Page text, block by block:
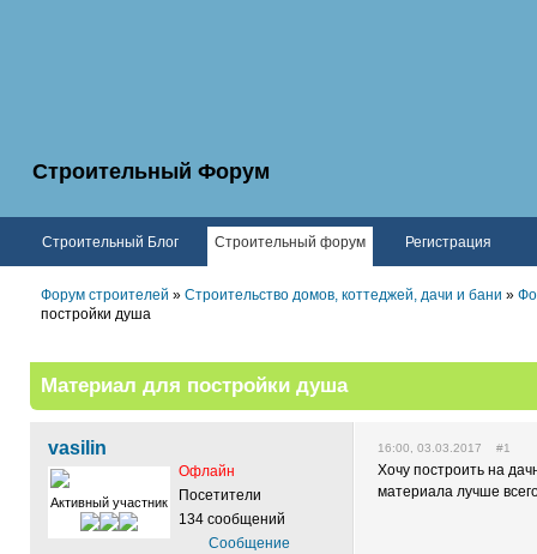
Строительный Форум
Строительный Блог Строительный форум Регистрация
Форум строителей » Строительство домов, коттеджей, дачи и бани »
постройки душа
Материал для постройки душа
vasilin
Активный участник
Офлайн
Посетители
134 сообщений
Сообщение
16:00, 03.03.2017 #1
Хочу построить на
материала лучше